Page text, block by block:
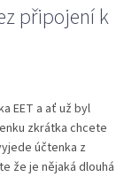
připojení k
EET a ať už byl
zkrátka chcete
účtenka z
že je nějaká dlouhá